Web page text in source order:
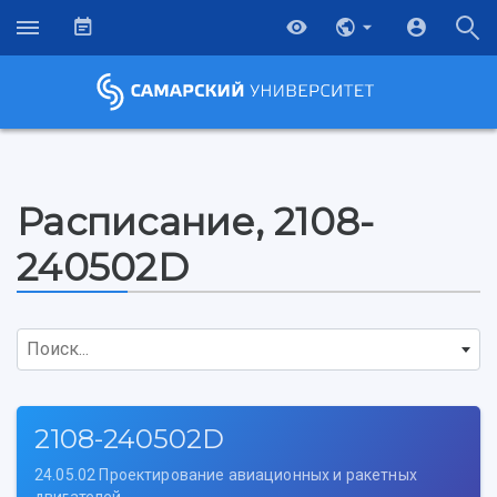
Расписание, 2108-
240502D
Поиск...
2108-240502D
24.05.02 Проектирование авиационных и ракетных